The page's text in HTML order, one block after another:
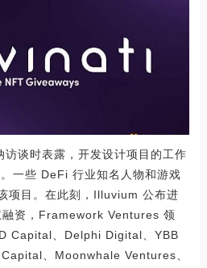
谈时表露，开发设计项目的工作
一些 DeFi 行业知名人物和游戏
项目。在此刻，Illuvium 公布进
资，Framework Ventures 领
Capital、Delphi Digital、YBB
、Moonwhale Ventures、